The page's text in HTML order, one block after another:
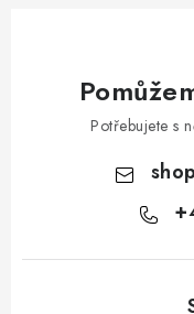
Potřebujete s
shop